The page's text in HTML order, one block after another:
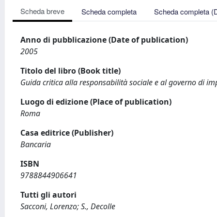
Scheda breve Scheda completa Scheda completa
Anno di pubblicazione (Date of publication)
2005
Titolo del libro (Book title)
Guida critica alla responsabilità sociale e al governo di
Luogo di edizione (Place of publication)
Roma
Casa editrice (Publisher)
Bancaria
ISBN
9788844906641
Tutti gli autori
Sacconi, Lorenzo; S., Decolle